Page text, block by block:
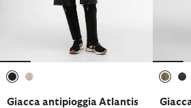
Giacca antipioggia Atlantis